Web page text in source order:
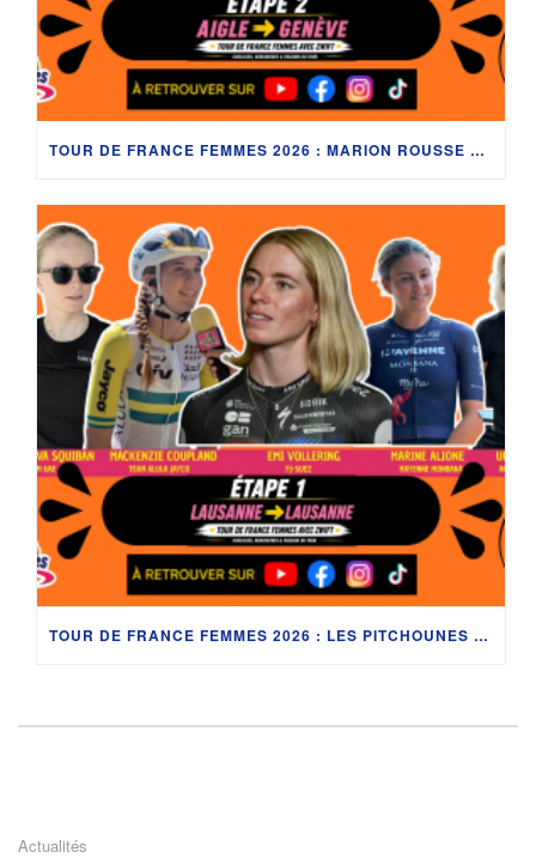
TOUR DE FRANCE FEMMES 2026 : MARION ROUSSE ET LES PITCHOUNES À AIGLE
TOUR DE FRANCE FEMMES 2026 : LES PITCHOUNES LANCENT LEUR TOUR À LAUSANNE
Actualités